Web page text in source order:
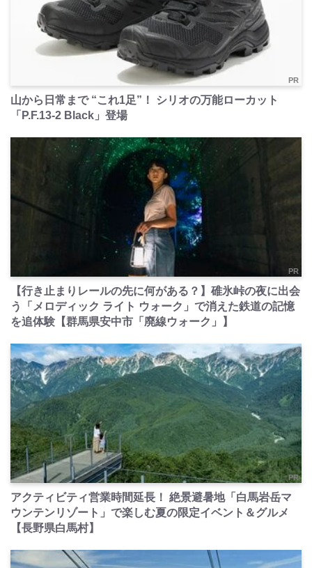
PR
山から日常まで “これ1足”！ シリオの万能ローカット
「P.F.13-2 Black」登場
PR
【行き止まりレールの先に何がある？】碓氷峠の夜に出会
う「メロディック ライト ウォーク」で消えた鉄道の記憶
を追体験【群馬県安中市「廃線ウォーク」】
PR
アクティビティ営業時間延長！ 絶景避暑地「白馬岩岳マ
ウンテンリゾート」で楽しむ夏の限定イベント＆グルメ
【長野県白馬村】